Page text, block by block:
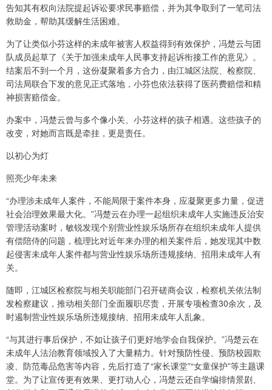
告知其有权向法院提起诉讼要求民事赔偿，并为其争取到了一笔司法
救助金，帮助其缓解生活困难。
为了让类似小芬这样的未成年被害人权益得到有效保护，冯楚云与团
队成员起草了《关于加强未成年人民事支持起诉衔接工作的意见》。
结案后不到一个月，这份凝聚着多方合力，由江城区法院、检察院、
司法局联合下发的意见正式落地，小芬也依法获得了医药费赔偿和精
神损害赔偿金。
办案中，冯楚云曾与多个像小关、小芬这样的孩子相遇。这些孩子的
改变，对她而言既是牵挂，更是责任。
以初心为灯
照亮少年未来
“办理涉未成年人案件，不能局限于案件本身，应凝聚更多力量，促进
社会治理效果最大化。”冯楚云在办理一起组织未成年人实施违反治安
管理活动案时，敏锐发现个别营业性娱乐场所存在组织未成年人提供
有偿陪侍的问题，梳理比对近年来办理的相关案件后，她发现其中数
起侵害未成年人案件都与营业性娱乐场所违规接纳、招用未成年人有
关。
随即，江城区检察院与相关职能部门召开磋商会议，检察机关依法制
发检察建议，推动相关部门全面履职尽责，开展专项检查30余次，及
时遏制营业性娱乐场所违规接纳、招用未成年人乱象。
“与其进行事后保护，不如让孩子们更好地学会自我保护。”冯楚云在
未成年人法治教育领域投入了大量精力。针对预防性侵、预防校园欺
凌、防范毒品危害等内容，先后打造了“家长课堂”“女童保护”等主题课
堂。为了让宣传更有效果、更打动人心，冯楚云还自学编排情景剧、